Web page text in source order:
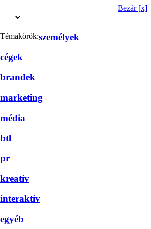
Bezár [x]
Témakörök:személyek
cégek
brandek
marketing
média
btl
pr
kreatív
interaktív
egyéb